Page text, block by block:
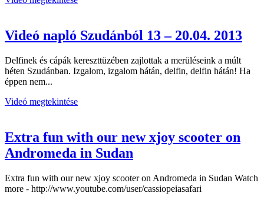
Videó napló Szudánból 13 – 20.04. 2013
Delfinek és cápák kereszttüzében zajlottak a merüléseink a múlt
héten Szudánban. Izgalom, izgalom hátán, delfin, delfin hátán! Ha
éppen nem...
Videó megtekintése
Extra fun with our new xjoy scooter on
Andromeda in Sudan
Extra fun with our new xjoy scooter on Andromeda in Sudan Watch
more - http://www.youtube.com/user/cassiopeiasafari